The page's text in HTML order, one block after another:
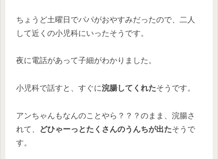
ちょうど土曜日でパパがおやすみだったので、二人
して近くの小児科にいったそうです。
夜に電話があって子細がわかりました。
小児科で話すと、すぐに浣腸してくれたそうです。
アンちゃんもなんのことやら？？？のまま、浣腸さ
れて、
どひゃーっとたくさんのうんちが出たそうで
す。